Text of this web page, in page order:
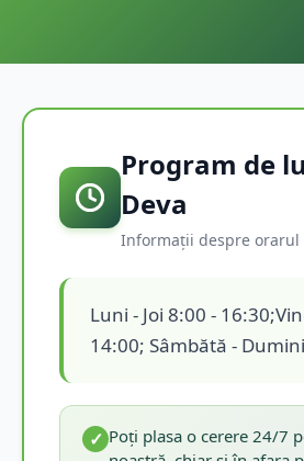
Program de
Deva
Informații despre
Luni - Joi 8:00 -
14:00; Sâmbătă -
✓ Poți plasa o cerere 24/7